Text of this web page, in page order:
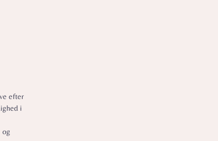
efter
i
og